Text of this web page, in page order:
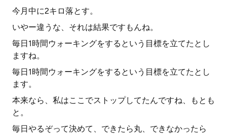
今月中に2キロ落とす。
いやー違うな、それは結果ですもんね。
毎日1時間ウォーキングをするという目標を立てたとし
ますね。
毎日1時間ウォーキングをするという目標を立てたとし
ます。
本来なら、私はここでストップしてたんですね、もとも
と。
毎日やるぞって決めて、できたら丸、できなかったら